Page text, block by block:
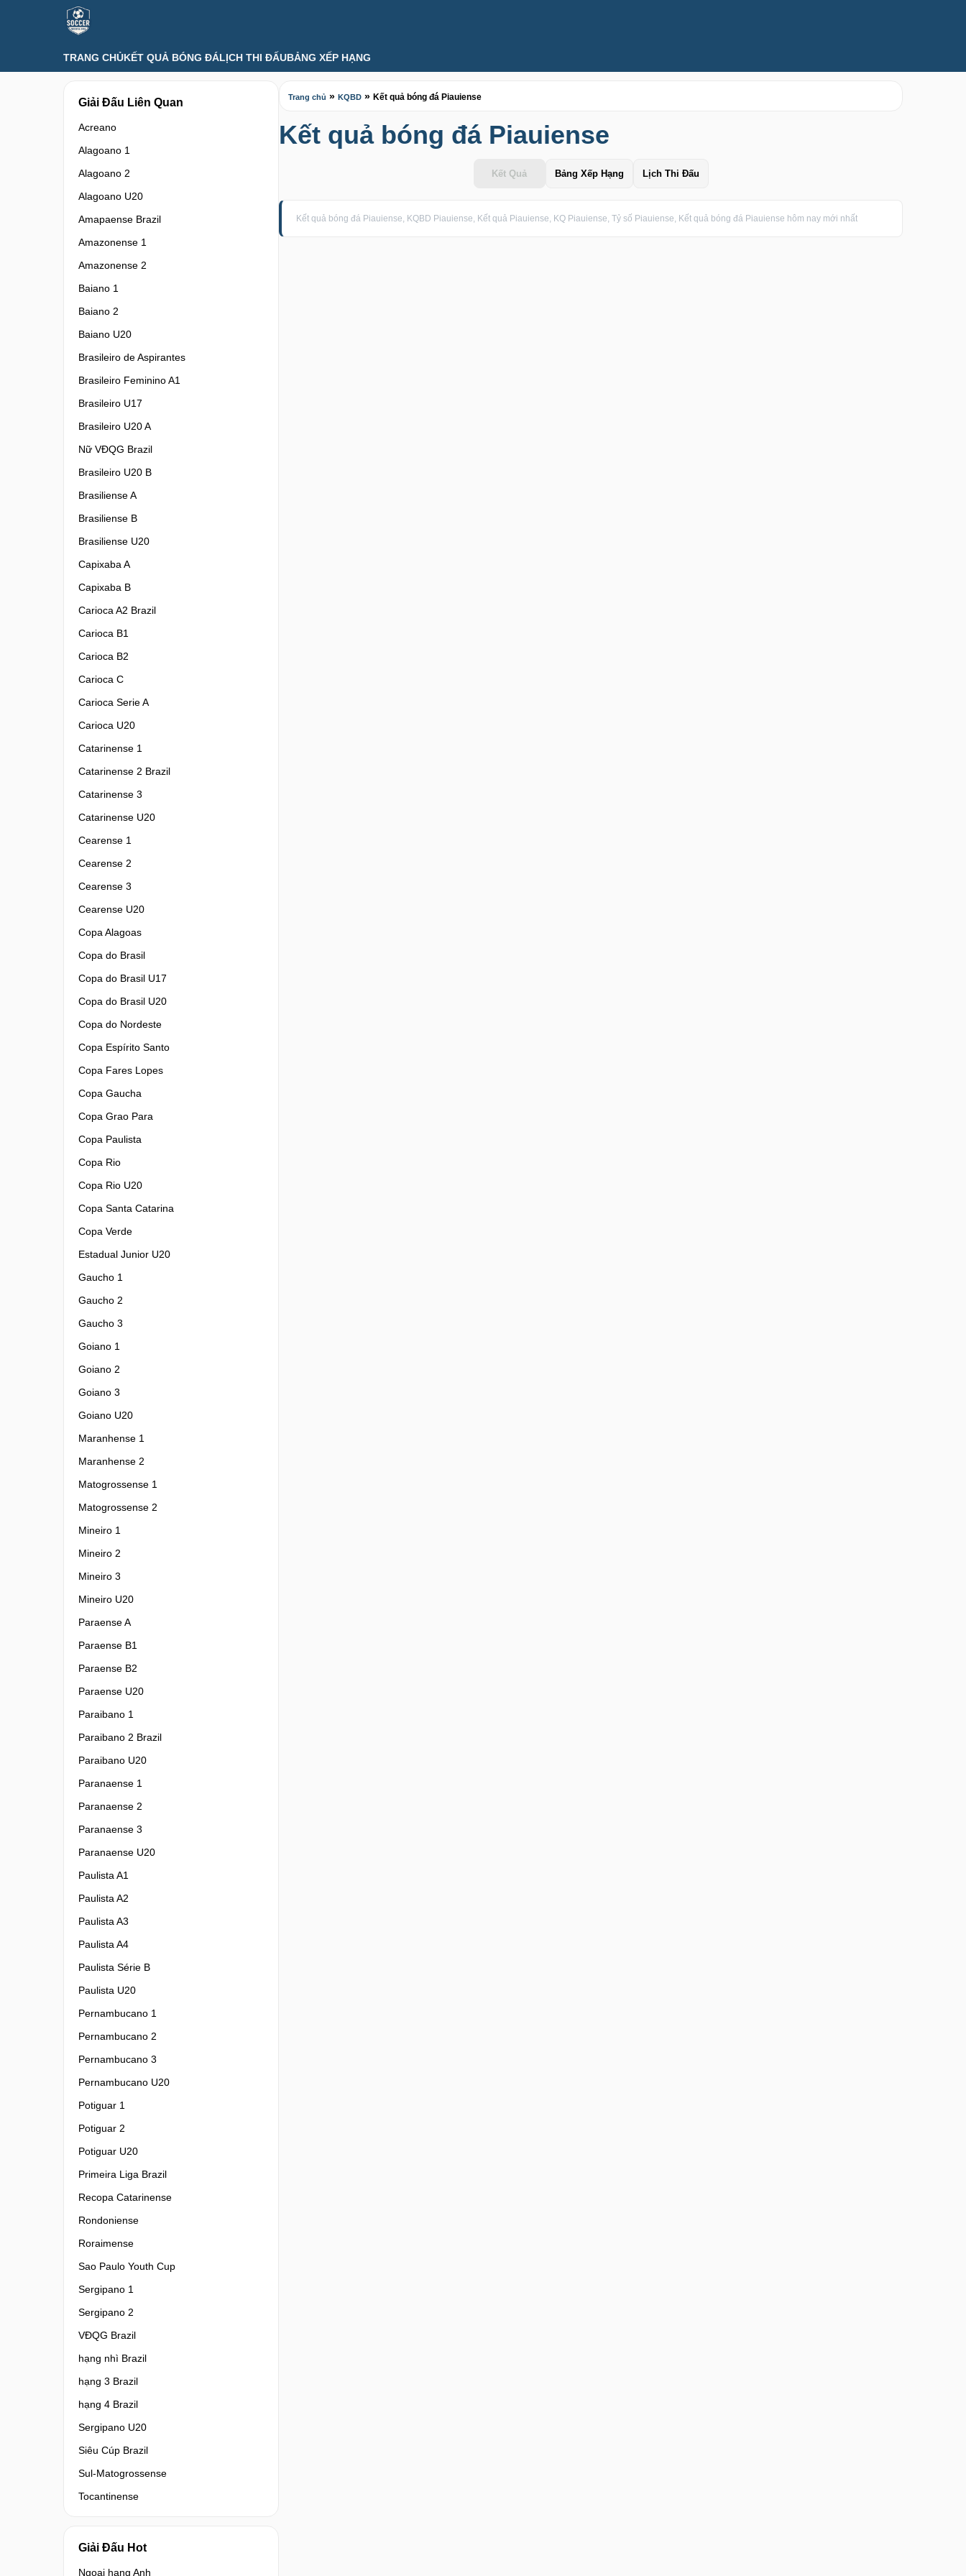
TRANG CHỦKẾT QUẢ BÓNG ĐÁLỊCH THI ĐẤUBẢNG XẾP HẠNG
Giải Đấu Liên Quan
Acreano
Alagoano 1
Alagoano 2
Alagoano U20
Amapaense Brazil
Amazonense 1
Amazonense 2
Baiano 1
Baiano 2
Baiano U20
Brasileiro de Aspirantes
Brasileiro Feminino A1
Brasileiro U17
Brasileiro U20 A
Nữ VĐQG Brazil
Brasileiro U20 B
Brasiliense A
Brasiliense B
Brasiliense U20
Capixaba A
Capixaba B
Carioca A2 Brazil
Carioca B1
Carioca B2
Carioca C
Carioca Serie A
Carioca U20
Catarinense 1
Catarinense 2 Brazil
Catarinense 3
Catarinense U20
Cearense 1
Cearense 2
Cearense 3
Cearense U20
Copa Alagoas
Copa do Brasil
Copa do Brasil U17
Copa do Brasil U20
Copa do Nordeste
Copa Espírito Santo
Copa Fares Lopes
Copa Gaucha
Copa Grao Para
Copa Paulista
Copa Rio
Copa Rio U20
Copa Santa Catarina
Copa Verde
Estadual Junior U20
Gaucho 1
Gaucho 2
Gaucho 3
Goiano 1
Goiano 2
Goiano 3
Goiano U20
Maranhense 1
Maranhense 2
Matogrossense 1
Matogrossense 2
Mineiro 1
Mineiro 2
Mineiro 3
Mineiro U20
Paraense A
Paraense B1
Paraense B2
Paraense U20
Paraibano 1
Paraibano 2 Brazil
Paraibano U20
Paranaense 1
Paranaense 2
Paranaense 3
Paranaense U20
Paulista A1
Paulista A2
Paulista A3
Paulista A4
Paulista Série B
Paulista U20
Pernambucano 1
Pernambucano 2
Pernambucano 3
Pernambucano U20
Potiguar 1
Potiguar 2
Potiguar U20
Primeira Liga Brazil
Recopa Catarinense
Rondoniense
Roraimense
Sao Paulo Youth Cup
Sergipano 1
Sergipano 2
VĐQG Brazil
hạng nhì Brazil
hạng 3 Brazil
hạng 4 Brazil
Sergipano U20
Siêu Cúp Brazil
Sul-Matogrossense
Tocantinense
Giải Đấu Hot
Ngoại hạng Anh
Trang chủ » KQBD » Kết quả bóng đá Piauiense
Kết quả bóng đá Piauiense
Kết Quả Bảng Xếp Hạng Lịch Thi Đấu
Kết quả bóng đá Piauiense, KQBD Piauiense, Kết quả Piauiense, KQ Piauiense, Tỷ số Piauiense, Kết quả bóng đá Piauiense hôm nay mới nhất